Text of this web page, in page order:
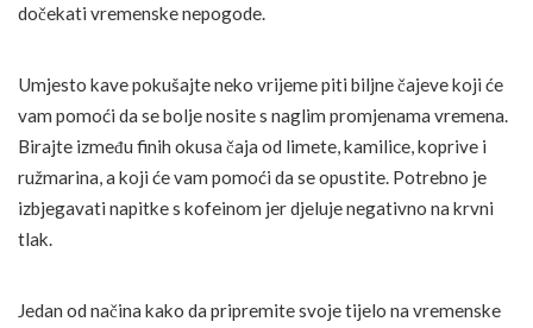
dočekati vremenske nepogode.
Umjesto kave pokušajte neko vrijeme piti biljne čajeve koji će
vam pomoći da se bolje nosite s naglim promjenama vremena.
Birajte između finih okusa čaja od limete, kamilice, koprive i
ružmarina, a koji će vam pomoći da se opustite. Potrebno je
izbjegavati napitke s kofeinom jer djeluje negativno na krvni
tlak.
Jedan od načina kako da pripremite svoje tijelo na vremenske